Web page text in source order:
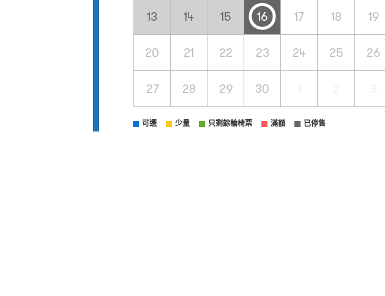
13 14 15 16 17 18 19
20 21 22 23 24 25 26
27 28 29 30
可選 少量 只剩餘輪椅票 滿額 已停售